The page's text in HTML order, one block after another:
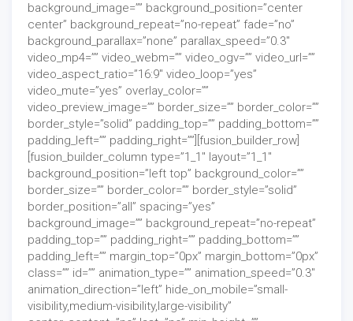
background_image=”” background_position=”center
center” background_repeat=”no-repeat” fade=”no”
background_parallax=”none” parallax_speed=”0.3″
video_mp4=”” video_webm=”” video_ogv=”” video_url=””
video_aspect_ratio=”16:9″ video_loop=”yes”
video_mute=”yes” overlay_color=””
video_preview_image=”” border_size=”” border_color=””
border_style=”solid” padding_top=”” padding_bottom=””
padding_left=”” padding_right=””][fusion_builder_row]
[fusion_builder_column type=”1_1″ layout=”1_1″
background_position=”left top” background_color=””
border_size=”” border_color=”” border_style=”solid”
border_position=”all” spacing=”yes”
background_image=”” background_repeat=”no-repeat”
padding_top=”” padding_right=”” padding_bottom=””
padding_left=”” margin_top=”0px” margin_bottom=”0px”
class=”” id=”” animation_type=”” animation_speed=”0.3″
animation_direction=”left” hide_on_mobile=”small-
visibility,medium-visibility,large-visibility”